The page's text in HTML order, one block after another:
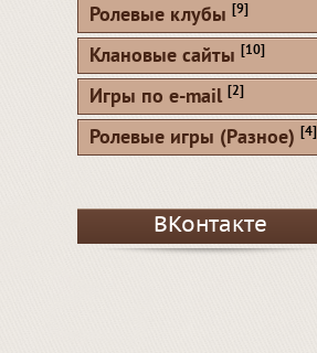
Ролевые клубы [9]
Клановые сайты [10]
Игры по e-mail [2]
Ролевые игры (Разное) [4]
ВКонтакте